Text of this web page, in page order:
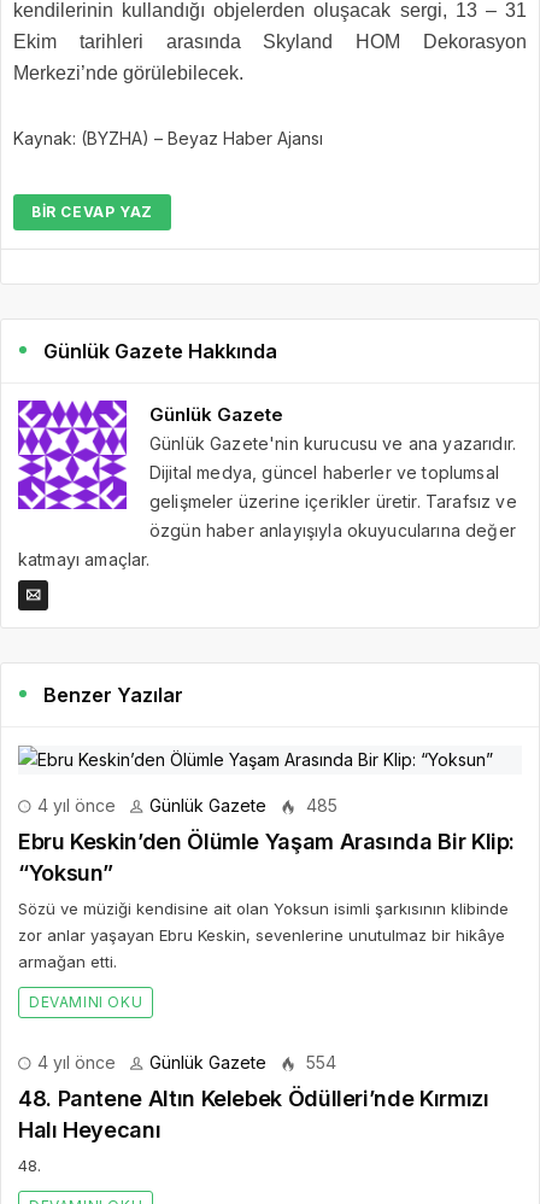
kendilerinin kullandığı objelerden oluşacak sergi, 13 – 31
Ekim tarihleri arasında Skyland HOM Dekorasyon
Merkezi’nde görülebilecek.
Kaynak: (BYZHA) – Beyaz Haber Ajansı
BIR CEVAP YAZ
Günlük Gazete Hakkında
Günlük Gazete
Günlük Gazete'nin kurucusu ve ana yazarıdır.
Dijital medya, güncel haberler ve toplumsal
gelişmeler üzerine içerikler üretir. Tarafsız ve
özgün haber anlayışıyla okuyucularına değer
katmayı amaçlar.
Benzer Yazılar
4 yıl önce Günlük Gazete 485
Ebru Keskin’den Ölümle Yaşam Arasında Bir Klip:
“Yoksun”
Sözü ve müziği kendisine ait olan Yoksun isimli şarkısının klibinde
zor anlar yaşayan Ebru Keskin, sevenlerine unutulmaz bir hikâye
armağan etti.
DEVAMINI OKU
4 yıl önce Günlük Gazete 554
48. Pantene Altın Kelebek Ödülleri’nde Kırmızı
Halı Heyecanı
48.